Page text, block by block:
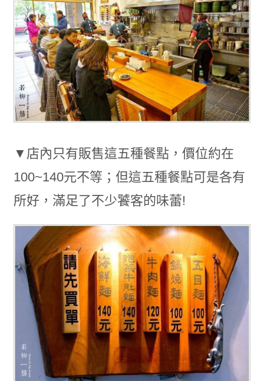
▼店內只有販售這五種餐點，價位約在
100~140元不等；但這五種餐點可是各有
所好，滿足了不少饕客的味蕾!